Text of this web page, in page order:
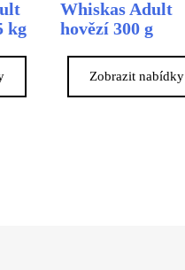
kg
Whiskas Adult
hovězí 300 g
Zobrazit nabídky